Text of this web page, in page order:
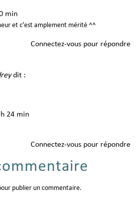
min
et c’est amplement mérité ^^
Connectez-vous pour répondre
dit :
24 min
Connectez-vous pour répondre
publier un commentaire.